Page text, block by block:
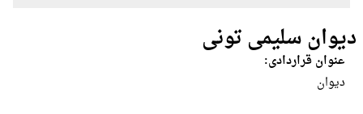
دیوان سلیمی تونی
عنوان قراردادی:
دیوان